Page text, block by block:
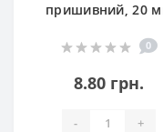
пришивний, 20
0
8.80 грн.
- +